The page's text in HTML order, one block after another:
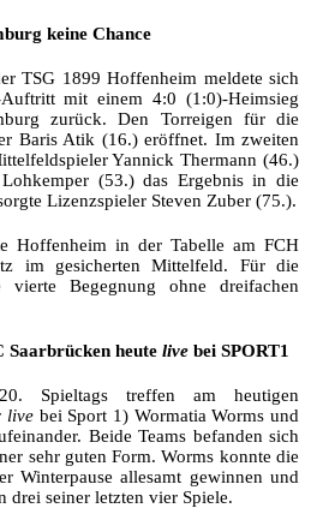
keine Chance
TSG 1899 Hoffenheim meldete sich
Auftritt mit einem 4:0 (1:0)-Heimsieg
zurück. Den Torreigen für die
Baris Atik (16.) eröffnet. Im zweiten
Yannick Thermann (46.)
(53.) das Ergebnis in die
Lizenzspieler Steven Zuber (75.).
Hoffenheim in der Tabelle am FCH
im gesicherten Mittelfeld. Für die
Begegnung ohne dreifachen
Saarbrücken heute live bei SPORT1
Spieltags treffen am heutigen
live bei Sport 1) Wormatia Worms und
Beide Teams befanden sich
sehr guten Form. Worms konnte die
Winterpause allesamt gewinnen und
drei seiner letzten vier Spiele.